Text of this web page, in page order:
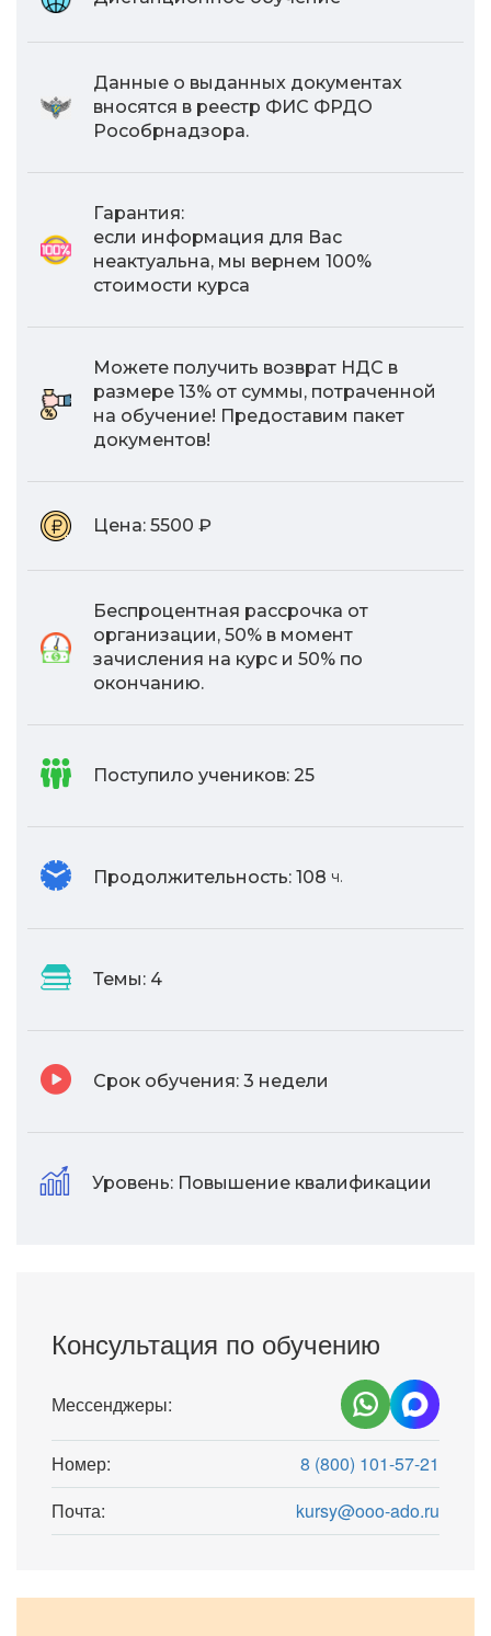
Данные о выданных документах
вносятся в реестр ФИС ФРДО
Рособрнадзора.
Гарантия:
если информация для Вас
неактуальна, мы вернем 100%
стоимости курса
Можете получить возврат НДС в
размере 13% от суммы, потраченной
на обучение! Предоставим пакет
документов!
Цена: 5500 ₽
Беспроцентная рассрочка от
организации, 50% в момент
зачисления на курс и 50% по
окончанию.
Поступило учеников: 25
Продолжительность: 108 ч.
Темы: 4
Срок обучения: 3 недели
Уровень: Повышение квалификации
Консультация по обучению
Мессенджеры:
Номер:
8 (800) 101-57-21
Почта:
kursy@ooo-ado.ru